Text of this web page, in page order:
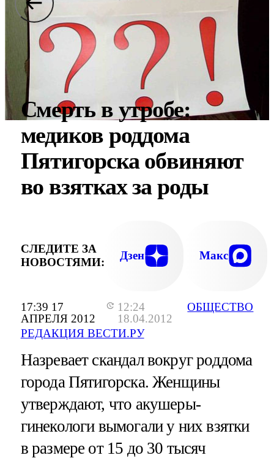
17:39 17
АПРЕЛЯ 2012
12:24
18.04.2012
РЕДАКЦИЯ ВЕСТИ.РУ
ОБЩЕСТВО
Смерть в утробе:
медиков роддома
Пятигорска обвиняют
во взятках за роды
СЛЕДИТЕ ЗА
НОВОСТЯМИ:
Дзен Макс
Назревает скандал вокруг роддома
города Пятигорска. Женщины
утверждают, что акушеры-
гинекологи вымогали у них взятки
в размере от 15 до 30 тысяч